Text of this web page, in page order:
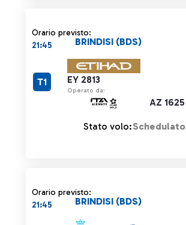
Orario previsto:
21:45
EY 2813
Operato da:
AZ 1625
BRINDISI (BDS)
T1
Stato volo:Schedulato
Orario previsto:
21:45
BRINDISI (BDS)